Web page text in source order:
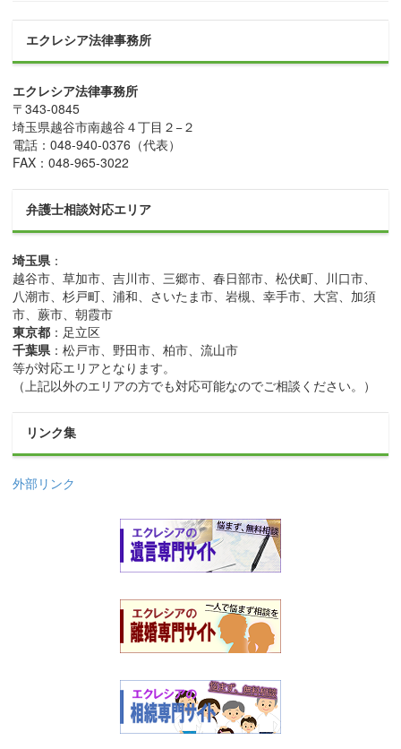
エクレシア法律事務所
エクレシア法律事務所
〒343-0845
埼玉県越谷市南越谷４丁目２−２
電話：048-940-0376 （代表）
FAX：048-965-3022
弁護士相談対応エリア
埼玉県 ：
越谷市、草加市、吉川市、三郷市、春日部市、松伏町、川口市、
八潮市、杉戸町、浦和、さいたま市、岩槻、幸手市、大宮、加須
市、蕨市、朝霞市
東京都 ：足立区
千葉県 ：松戸市、野田市、柏市、流山市
等が対応エリアとなります。
（上記以外のエリアの方でも対応可能なのでご相談ください。）
リンク集
外部リンク